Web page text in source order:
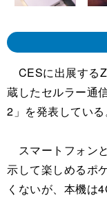
CESに出展する
蔵したセルラー通
2」を発表している
スマートフォン
示して楽しめるポ
くないが、本機は